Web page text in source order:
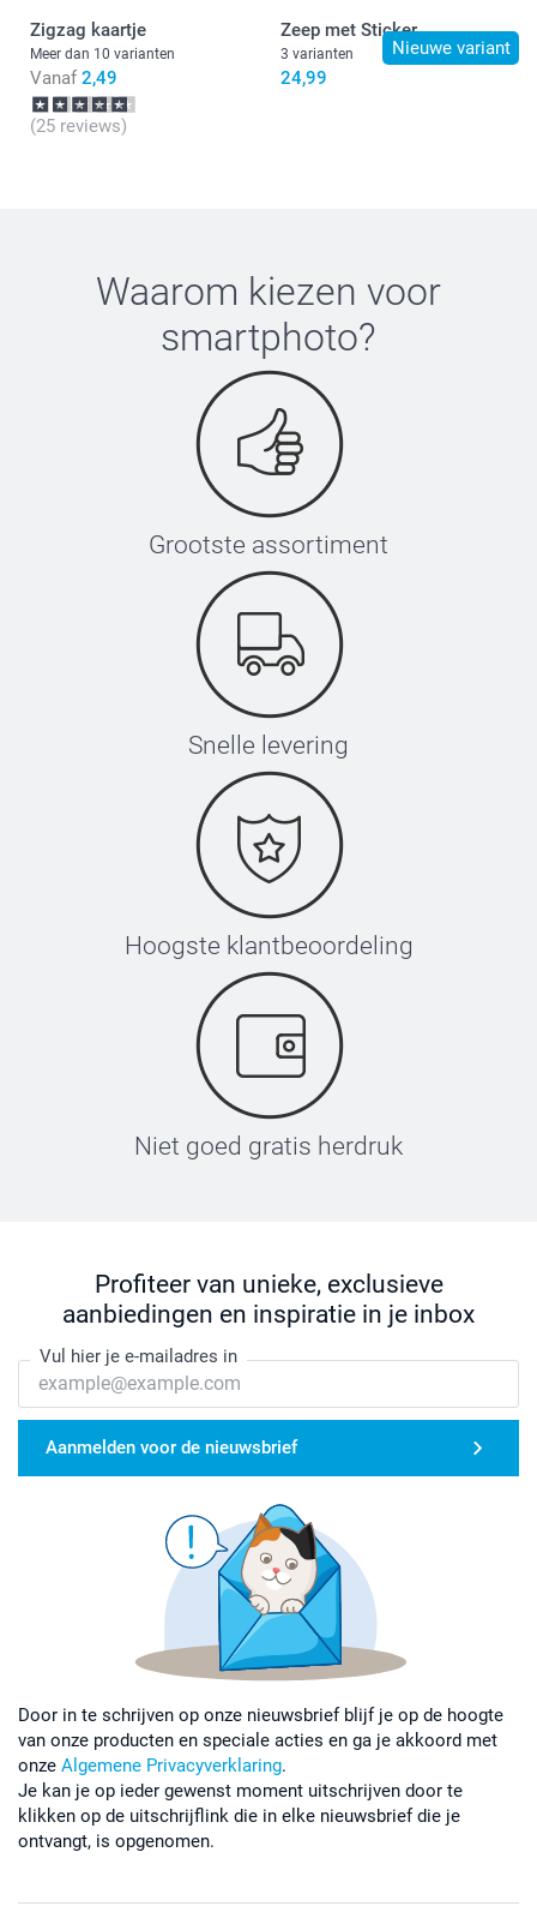
Zigzag kaartje
Meer dan 10 varianten
Vanaf 2,49
(25 reviews)
Nieuwe variant
Zeep met Sticker
3 varianten
24,99
Waarom kiezen voor
smartphoto?
Grootste assortiment
Snelle levering
Hoogste klantbeoordeling
Niet goed gratis herdruk
Profiteer van unieke, exclusieve
aanbiedingen en inspiratie in je inbox
Vul hier je e-mailadres in
Aanmelden voor de nieuwsbrief
Door in te schrijven op onze nieuwsbrief blijf je op de hoogte
van onze producten en speciale acties en ga je akkoord met
onze Algemene Privacyverklaring.
Je kan je op ieder gewenst moment uitschrijven door te
klikken op de uitschrijflink die in elke nieuwsbrief die je
ontvangt, is opgenomen.